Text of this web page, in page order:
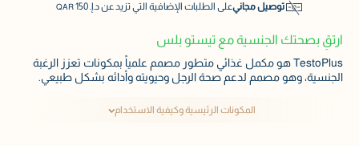
توصيل مجانيعلى الطلبات الإضافية التي تزيد عن د.إ.150
QAR
ارتقِ بصحتك الجنسية مع تيستو بلس
TestoPlus هو مكمل غذائي متطور مصمم علمياً بمكونات تعزز الرغبة
الجنسية، وهو مصمم لدعم صحة الرجل وحيويته وأدائه بشكل طبيعي.
المكونات الرئيسية وكيفية الاستخدام